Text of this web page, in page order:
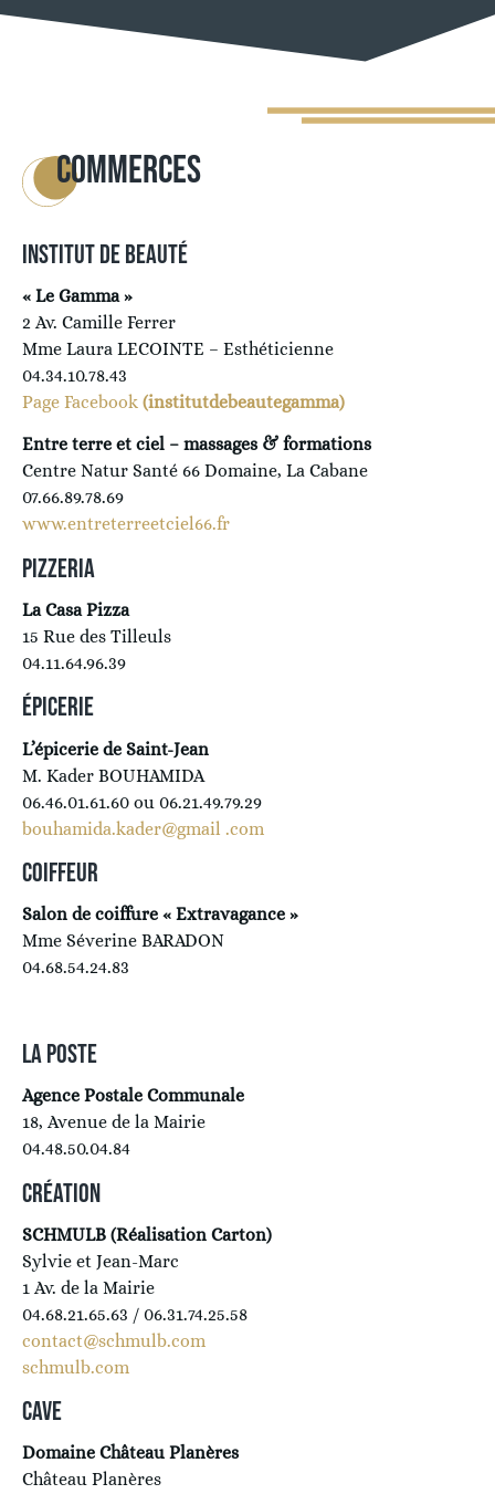
COMMERCES
INSTITUT DE BEAUTÉ
« Le Gamma »
2 Av. Camille Ferrer
Mme Laura LECOINTE – Esthéticienne
04.34.10.78.43
Page Facebook (institutdebeautegamma)
Entre terre et ciel – massages & formations
Centre Natur Santé 66 Domaine, La Cabane
07.66.89.78.69
www.entreterreetciel66.fr
PIZZERIA
La Casa Pizza
15 Rue des Tilleuls
04.11.64.96.39
ÉPICERIE
L’épicerie de Saint-Jean
M. Kader BOUHAMIDA
06.46.01.61.60 ou 06.21.49.79.29
bouhamida.kader@gmail .com
COIFFEUR
Salon de coiffure « Extravagance »
Mme Séverine BARADON
04.68.54.24.83
LA POSTE
Agence Postale Communale
18, Avenue de la Mairie
04.48.50.04.84
CRÉATION
SCHMULB (Réalisation Carton)
Sylvie et Jean-Marc
1 Av. de la Mairie
04.68.21.65.63 / 06.31.74.25.58
contact@schmulb.com
schmulb.com
CAVE
Domaine Château Planères
Château Planères